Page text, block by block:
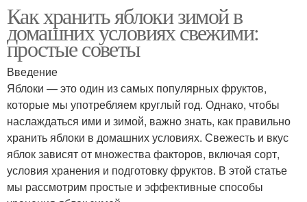
Как хранить яблоки зимой в
домашних условиях свежими:
простые советы
Введение
Яблоки — это один из самых популярных фруктов,
которые мы употребляем круглый год. Однако, чтобы
наслаждаться ими и зимой, важно знать, как правильно
хранить яблоки в домашних условиях. Свежесть и вкус
яблок зависят от множества факторов, включая сорт,
условия хранения и подготовку фруктов. В этой статье
мы рассмотрим простые и эффективные способы